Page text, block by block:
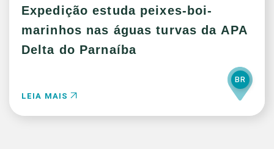
Expedição estuda peixes-boi-
marinhos nas águas turvas da APA
Delta do Parnaíba
LEIA MAIS
BR